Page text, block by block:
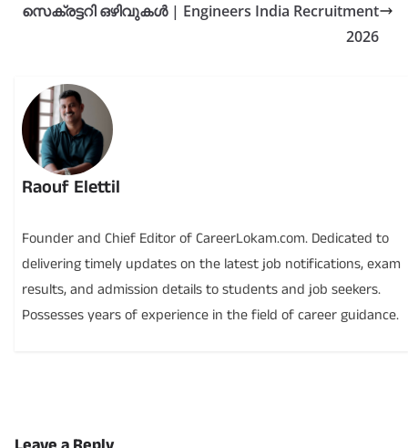
സെക്രട്ടറി ഒഴിവുകൾ | Engineers India Recruitment
2026
Raouf Elettil
Founder and Chief Editor of CareerLokam.com. Dedicated to
delivering timely updates on the latest job notifications, exam
results, and admission details to students and job seekers.
Possesses years of experience in the field of career guidance.